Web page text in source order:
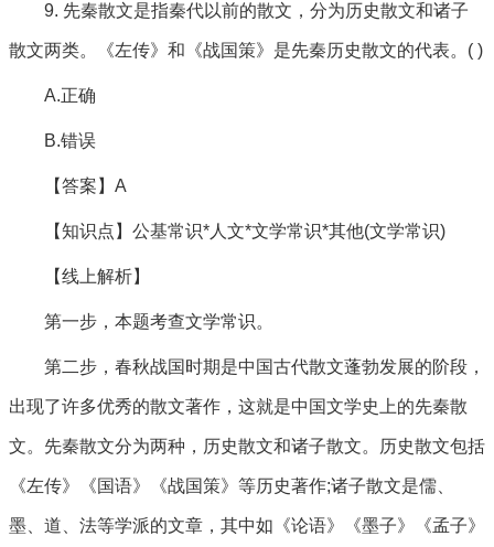
9. 先秦散文是指秦代以前的散文，分为历史散文和诸子
散文两类。《左传》和《战国策》是先秦历史散文的代表。( )
A.正确
B.错误
【答案】A
【知识点】公基常识*人文*文学常识*其他(文学常识)
【线上解析】
第一步，本题考查文学常识。
第二步，春秋战国时期是中国古代散文蓬勃发展的阶段，
出现了许多优秀的散文著作，这就是中国文学史上的先秦散
文。先秦散文分为两种，历史散文和诸子散文。历史散文包括
《左传》《国语》《战国策》等历史著作;诸子散文是儒、
墨、道、法等学派的文章，其中如《论语》《墨子》《孟子》